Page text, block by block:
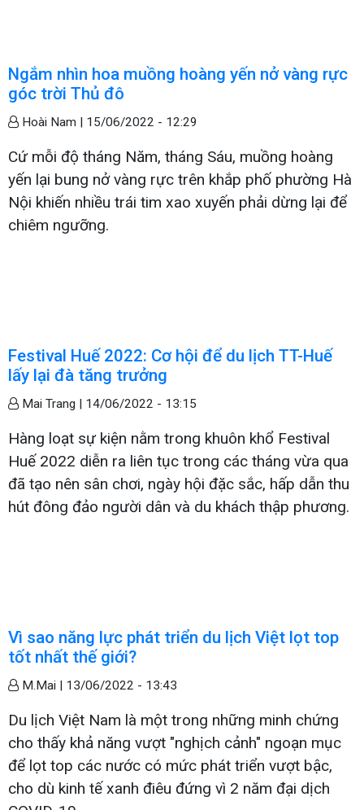
Ngắm nhìn hoa muồng hoàng yến nở vàng rực
góc trời Thủ đô
Hoài Nam | 15/06/2022 - 12:29
Cứ mỗi độ tháng Năm, tháng Sáu, muồng hoàng
yến lại bung nở vàng rực trên khắp phố phường Hà
Nội khiến nhiều trái tim xao xuyến phải dừng lại để
chiêm ngưỡng.
Festival Huế 2022: Cơ hội để du lịch TT-Huế
lấy lại đà tăng trưởng
Mai Trang | 14/06/2022 - 13:15
Hàng loạt sự kiện nằm trong khuôn khổ Festival
Huế 2022 diễn ra liên tục trong các tháng vừa qua
đã tạo nên sân chơi, ngày hội đặc sắc, hấp dẫn thu
hút đông đảo người dân và du khách thập phương.
Vì sao năng lực phát triển du lịch Việt lọt top
tốt nhất thế giới?
M.Mai | 13/06/2022 - 13:43
Du lịch Việt Nam là một trong những minh chứng
cho thấy khả năng vượt "nghịch cảnh" ngoạn mục
để lọt top các nước có mức phát triển vượt bậc,
cho dù kinh tế xanh điêu đứng vì 2 năm đại dịch